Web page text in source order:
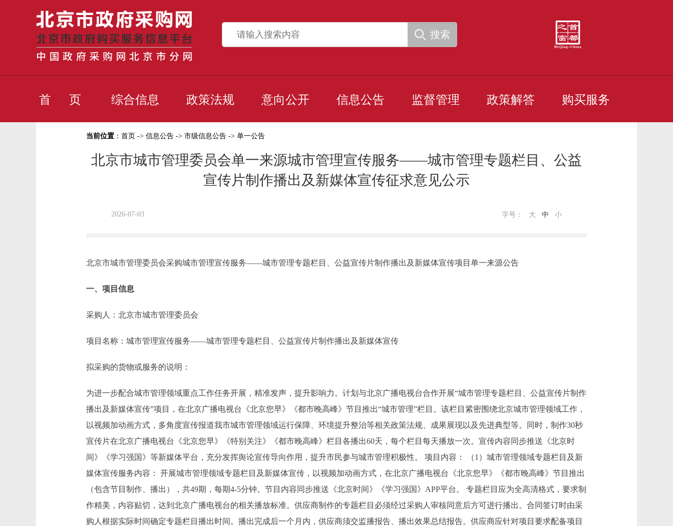
搜索
首 页 综合信息 政策法规 意向公开 信息公告 监督管理 政策解答 购买服务
当前位置 ： 首页 -> 信息公告 -> 市级信息公告 -> 单一公告
北京市城市管理委员会单一来源城市管理宣传服务——城市管理专题栏目、公益
宣传片制作播出及新媒体宣传征求意见公示
2026-07-03 字号： 大 中 小
北京市城市管理委员会采购城市管理宣传服务——城市管理专题栏目、公益宣传片制作播出及新媒体宣传项目单一来源公告
一、项目信息
采购人：北京市城市管理委员会
项目名称：城市管理宣传服务——城市管理专题栏目、公益宣传片制作播出及新媒体宣传
拟采购的货物或服务的说明：
为进一步配合城市管理领域重点工作任务开展，精准发声，提升影响力。计划与北京广播电视台合作开展“城市管理专题栏目、公益宣传片制作
播出及新媒体宣传”项目，在北京广播电视台《北京您早》《都市晚高峰》节目推出“城市管理”栏目。该栏目紧密围绕北京城市管理领域工作，
以视频加动画方式，多角度宣传报道我市城市管理领域运行保障、环境提升整治等相关政策法规、成果展现以及先进典型等。同时，制作30秒
宣传片在北京广播电视台《北京您早》《特别关注》《都市晚高峰》栏目各播出60天，每个栏目每天播放一次。宣传内容同步推送《北京时
间》《学习强国》等新媒体平台，充分发挥舆论宣传导向作用，提升市民参与城市管理积极性。 项目内容： （1）城市管理领域专题栏目及新
媒体宣传服务内容： 开展城市管理领域专题栏目及新媒体宣传，以视频加动画方式，在北京广播电视台《北京您早》《都市晚高峰》节目推出
（包含节目制作、播出），共49期，每期4-5分钟。节目内容同步推送《北京时间》《学习强国》APP平台。 专题栏目应为全高清格式，要求制
作精美，内容贴切，达到北京广播电视台的相关播放标准。供应商制作的专题栏目必须经过采购人审核同意后方可进行播出。合同签订时由采
购人根据实际时间确定专题栏目播出时间。播出完成后一个月内，供应商须交监播报告、播出效果总结报告。供应商应针对项目要求配备项目